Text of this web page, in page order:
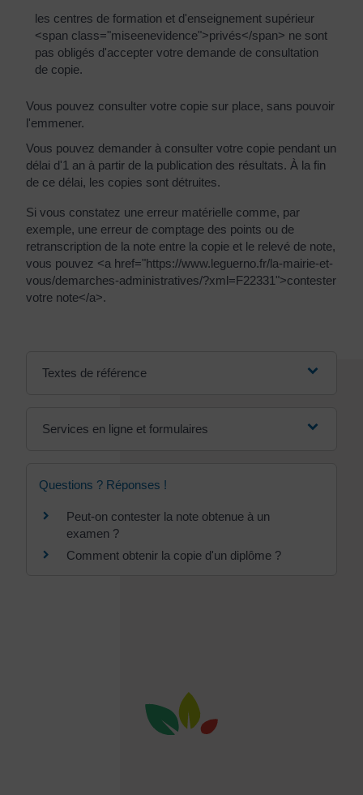
les centres de formation et d'enseignement supérieur
<span class="miseenevidence">privés</span> ne sont
pas obligés d'accepter votre demande de consultation
de copie.
Vous pouvez consulter votre copie sur place, sans pouvoir
l'emmener.
Vous pouvez demander à consulter votre copie pendant un
délai d'1 an à partir de la publication des résultats. À la fin
de ce délai, les copies sont détruites.
Si vous constatez une erreur matérielle comme, par
exemple, une erreur de comptage des points ou de
retranscription de la note entre la copie et le relevé de note,
vous pouvez <a href="https://www.leguerno.fr/la-mairie-et-
vous/demarches-administratives/?xml=F22331">contester
votre note</a>.
Textes de référence
Services en ligne et formulaires
Questions ? Réponses !
Peut-on contester la note obtenue à un
examen ?
Comment obtenir la copie d'un diplôme ?